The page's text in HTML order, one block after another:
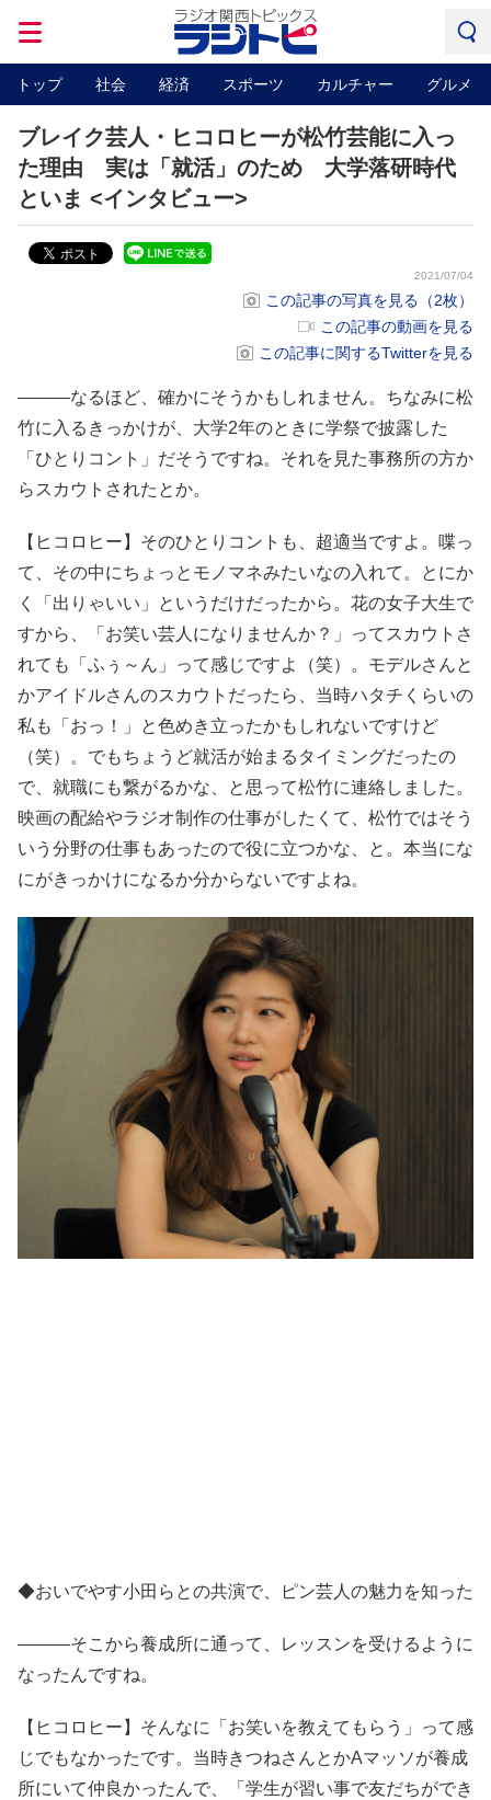
トップ 社会 経済 スポーツ カルチャー グルメ
ブレイク芸人・ヒコロヒーが松竹芸能に入っ
た理由 実は「就活」のため 大学落研時代
といま <インタビュー>
2021/07/04
この記事の写真を見る（2枚）
この記事の動画を見る
この記事に関するTwitterを見る
―――なるほど、確かにそうかもしれません。ちなみに松
竹に入るきっかけが、大学2年のときに学祭で披露した
「ひとりコント」だそうですね。それを見た事務所の方か
らスカウトされたとか。
【ヒコロヒー】そのひとりコントも、超適当ですよ。喋っ
て、その中にちょっとモノマネみたいなの入れて。とにか
く「出りゃいい」というだけだったから。花の女子大生で
すから、「お笑い芸人になりませんか？」ってスカウトさ
れても「ふぅ～ん」って感じですよ（笑）。モデルさんと
かアイドルさんのスカウトだったら、当時ハタチくらいの
私も「おっ！」と色めき立ったかもしれないですけど
（笑）。でもちょうど就活が始まるタイミングだったの
で、就職にも繋がるかな、と思って松竹に連絡しました。
映画の配給やラジオ制作の仕事がしたくて、松竹ではそう
いう分野の仕事もあったので役に立つかな、と。本当にな
にがきっかけになるか分からないですよね。
◆おいでやす小田らとの共演で、ピン芸人の魅力を知った
―――そこから養成所に通って、レッスンを受けるように
なったんですね。
【ヒコロヒー】そんなに「お笑いを教えてもらう」って感
じでもなかったです。当時きつねさんとかAマッソが養成
所にいて仲良かったんで、「学生が習い事で友だちができ